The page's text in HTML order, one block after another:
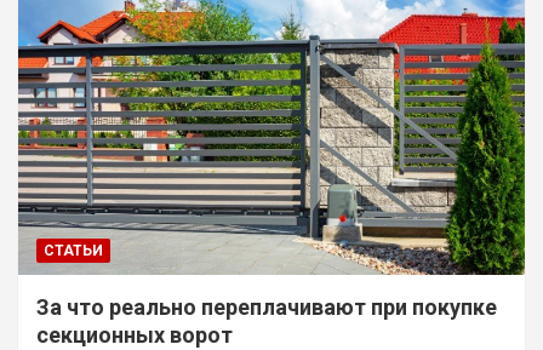
СТАТЬИ
За что реально переплачивают при покупке
секционных ворот